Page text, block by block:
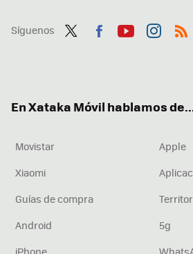
Síguenos
En Xataka Móvil hablamos
Movistar
Apple
Xiaomi
Guías de compra
Android
5g